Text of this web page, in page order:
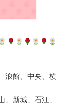
浪館、中央、横
新城、石江、